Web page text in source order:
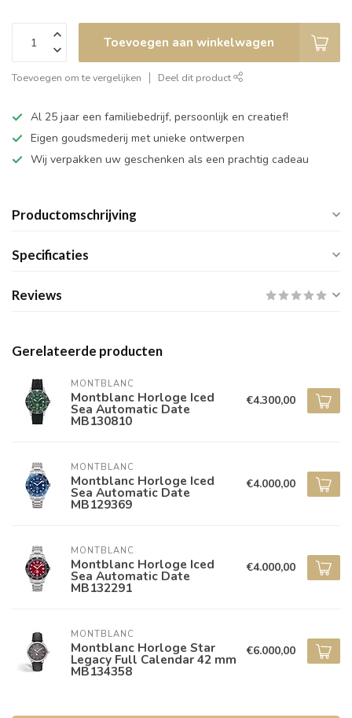
Toevoegen aan winkelwagen
Toevoegen om te vergelijken Deel dit product
Al 25 jaar een familiebedrijf, persoonlijk en creatief!
Eigen goudsmederij met unieke ontwerpen
Wij verpakken uw geschenken als een prachtig cadeau
Productomschrijving
Specificaties
Reviews
Gerelateerde producten
MONTBLANC
Montblanc Horloge Iced
Sea Automatic Date
MB130810
€4.300,00
MONTBLANC
Montblanc Horloge Iced
Sea Automatic Date
MB129369
€4.000,00
MONTBLANC
Montblanc Horloge Iced
Sea Automatic Date
MB132291
€4.000,00
MONTBLANC
Montblanc Horloge Star
Legacy Full Calendar 42 mm
MB134358
€6.000,00